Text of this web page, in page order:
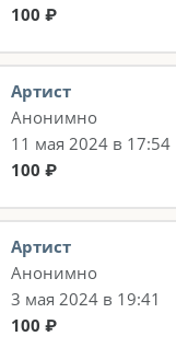
100 ₽
Артист
Анонимно
11 мая 2024 в 17:54
100 ₽
Артист
Анонимно
3 мая 2024 в 19:41
100 ₽